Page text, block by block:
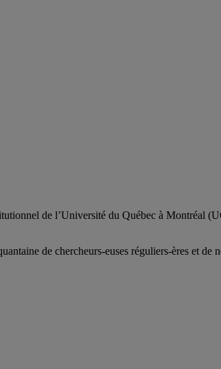
de l’Université du Québec à Montréal
de chercheurs-euses réguliers-ères et de